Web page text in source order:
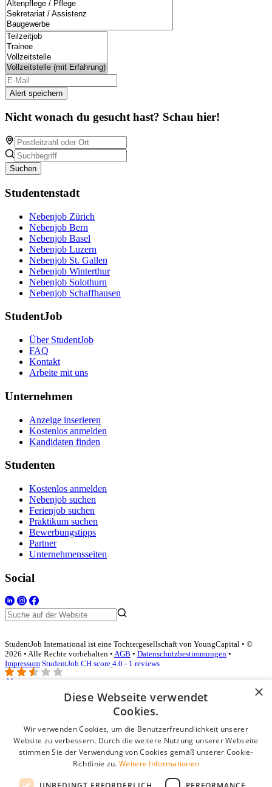
Alert speichern
Nicht wonach du gesucht hast? Schau hier!
Suchen
Studentenstadt
Nebenjob Zürich
Nebenjob Bern
Nebenjob Basel
Nebenjob Luzern
Nebenjob St. Gallen
Nebenjob Winterthur
Nebenjob Solothurn
Nebenjob Schaffhausen
StudentJob
Über StudentJob
FAQ
Kontakt
Arbeite mit uns
Unternehmen
Anzeige inserieren
Kostenlos anmelden
Kandidaten finden
Studenten
Kostenlos anmelden
Nebenjob suchen
Ferienjob suchen
Praktikum suchen
Bewerbungstipps
Partner
Unternehmensseiten
Social
StudentJob International ist eine Tochtergesellschaft von YoungCapital • ©
2026 • Alle Rechte vorbehalten • AGB • Datenschutzbestimmungen •
Impressum StudentJob CH score 4.0 - 1 reviews
Login für Unternehmen
E-Mail*
Passwort
Angemeldet bleiben
×
Diese Webseite verwendet
Cookies.
Wir verwenden Cookies, um die Benutzerfreundlichkeit unserer
Website zu verbessern. Durch die weitere Nutzung unserer Webseite
stimmen Sie der Verwendung von Cookies gemäß unserer Cookie-
Richtlinie zu. Weitere Informationen